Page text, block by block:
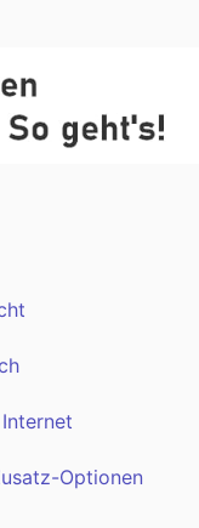
Optionen